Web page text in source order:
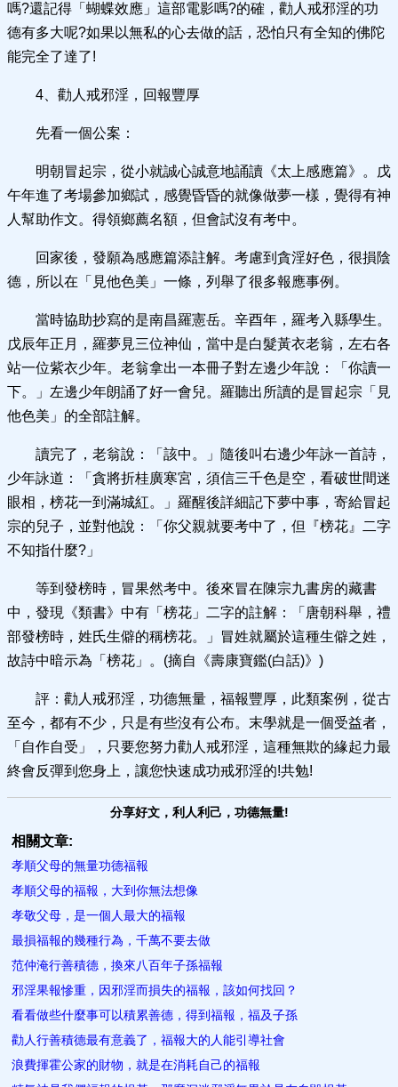
嗎?還記得「蝴蝶效應」這部電影嗎?的確，勸人戒邪淫的功
德有多大呢?如果以無私的心去做的話，恐怕只有全知的佛陀
能完全了達了!
4、勸人戒邪淫，回報豐厚
先看一個公案：
明朝冒起宗，從小就誠心誠意地誦讀《太上感應篇》。戊
午年進了考場參加鄉試，感覺昏昏的就像做夢一樣，覺得有神
人幫助作文。得領鄉薦名額，但會試沒有考中。
回家後，發願為感應篇添註解。考慮到貪淫好色，很損陰
德，所以在「見他色美」一條，列舉了很多報應事例。
當時協助抄寫的是南昌羅憲岳。辛酉年，羅考入縣學生。
戊辰年正月，羅夢見三位神仙，當中是白髮黃衣老翁，左右各
站一位紫衣少年。老翁拿出一本冊子對左邊少年說：「你讀一
下。」左邊少年朗誦了好一會兒。羅聽出所讀的是冒起宗「見
他色美」的全部註解。
讀完了，老翁說：「該中。」隨後叫右邊少年詠一首詩，
少年詠道：「貪將折桂廣寒宮，須信三千色是空，看破世間迷
眼相，榜花一到滿城紅。」羅醒後詳細記下夢中事，寄給冒起
宗的兒子，並對他說：「你父親就要考中了，但『榜花』二字
不知指什麼?」
等到發榜時，冒果然考中。後來冒在陳宗九書房的藏書
中，發現《類書》中有「榜花」二字的註解：「唐朝科舉，禮
部發榜時，姓氏生僻的稱榜花。」冒姓就屬於這種生僻之姓，
故詩中暗示為「榜花」。(摘自《壽康寶鑑(白話)》)
評：勸人戒邪淫，功德無量，福報豐厚，此類案例，從古
至今，都有不少，只是有些沒有公布。末學就是一個受益者，
「自作自受」，只要您努力勸人戒邪淫，這種無欺的緣起力最
終會反彈到您身上，讓您快速成功戒邪淫的!共勉!
分享好文，利人利己，功德無量!
相關文章:
孝順父母的無量功德福報
孝順父母的福報，大到你無法想像
孝敬父母，是一個人最大的福報
最損福報的幾種行為，千萬不要去做
范仲淹行善積德，換來八百年子孫福報
邪淫果報慘重，因邪淫而損失的福報，該如何找回？
看看做些什麼事可以積累善德，得到福報，福及子孫
勸人行善積德最有意義了，福報大的人能引導社會
浪費揮霍公家的財物，就是在消耗自己的福報